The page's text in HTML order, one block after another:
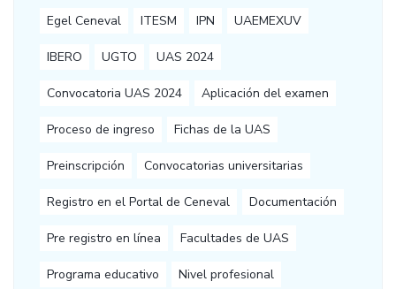
Egel Ceneval ITESM IPN UAEMEXUV
IBERO UGTO UAS 2024
Convocatoria UAS 2024 Aplicación del examen
Proceso de ingreso Fichas de la UAS
Preinscripción Convocatorias universitarias
Registro en el Portal de Ceneval Documentación
Pre registro en línea Facultades de UAS
Programa educativo Nivel profesional